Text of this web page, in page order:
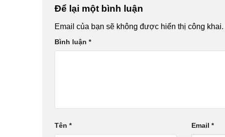
Để lại một bình luận
Email của bạn sẽ không được hiển thị công khai.
Bình luận *
Tên * Email *